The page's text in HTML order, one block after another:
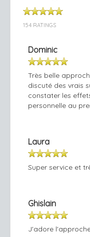
154 RATINGS
Dominic
Très belle
discuté des vrais
constater les
personnelle au
Laura
Super service et
Ghislain
J'adore